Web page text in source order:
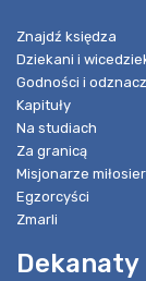
Znajdź księdza
Dziekani i
Godności i
Kapituły
Na studiach
Za granicą
Misjonarze
Egzorcyści
Zmarli